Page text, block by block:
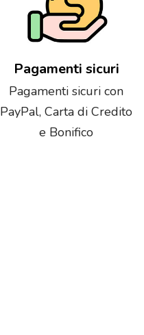
Pagamenti sicuri
Pagamenti sicuri con
PayPal, Carta di Credito
e Bonifico